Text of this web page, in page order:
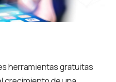
herramientas gratuitas